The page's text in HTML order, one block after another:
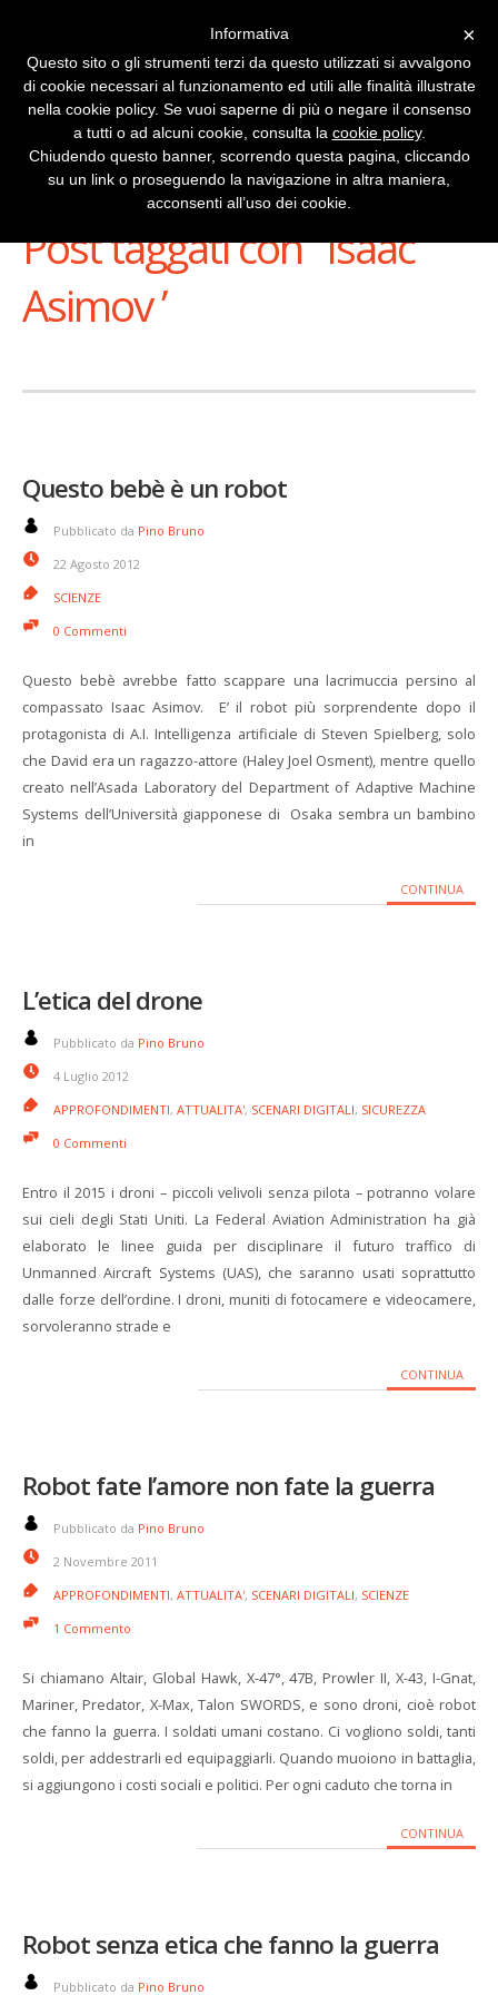
Stai Visualizzando
Post taggati con ‘ Isaac
Asimov ’
Questo bebè è un robot
Pubblicato da Pino Bruno
22 Agosto 2012
SCIENZE
0 Commenti
Questo bebè avrebbe fatto scappare una lacrimuccia persino al
compassato Isaac Asimov. E’ il robot più sorprendente dopo il
protagonista di A.I. Intelligenza artificiale di Steven Spielberg, solo
che David era un ragazzo-attore (Haley Joel Osment), mentre quello
creato nell’Asada Laboratory del Department of Adaptive Machine
Systems dell’Università giapponese di Osaka sembra un bambino
in
CONTINUA
L’etica del drone
Pubblicato da Pino Bruno
4 Luglio 2012
APPROFONDIMENTI, ATTUALITA', SCENARI DIGITALI, SICUREZZA
0 Commenti
Entro il 2015 i droni – piccoli velivoli senza pilota – potranno volare
sui cieli degli Stati Uniti. La Federal Aviation Administration ha già
elaborato le linee guida per disciplinare il futuro traffico di
Unmanned Aircraft Systems (UAS), che saranno usati soprattutto
dalle forze dell’ordine. I droni, muniti di fotocamere e videocamere,
sorvoleranno strade e
CONTINUA
Robot fate l’amore non fate la guerra
Pubblicato da Pino Bruno
2 Novembre 2011
APPROFONDIMENTI, ATTUALITA', SCENARI DIGITALI, SCIENZE
1 Commento
Si chiamano Altair, Global Hawk, X-47°, 47B, Prowler II, X-43, I-Gnat,
Mariner, Predator, X-Max, Talon SWORDS, e sono droni, cioè robot
che fanno la guerra. I soldati umani costano. Ci vogliono soldi, tanti
soldi, per addestrarli ed equipaggiarli. Quando muoiono in battaglia,
si aggiungono i costi sociali e politici. Per ogni caduto che torna in
CONTINUA
Robot senza etica che fanno la guerra
Pubblicato da Pino Bruno
×
Informativa
Questo sito o gli strumenti terzi da questo utilizzati si avvalgono
di cookie necessari al funzionamento ed utili alle finalità illustrate
nella cookie policy. Se vuoi saperne di più o negare il consenso
a tutti o ad alcuni cookie, consulta la cookie policy.
Chiudendo questo banner, scorrendo questa pagina, cliccando
su un link o proseguendo la navigazione in altra maniera,
acconsenti all’uso dei cookie.